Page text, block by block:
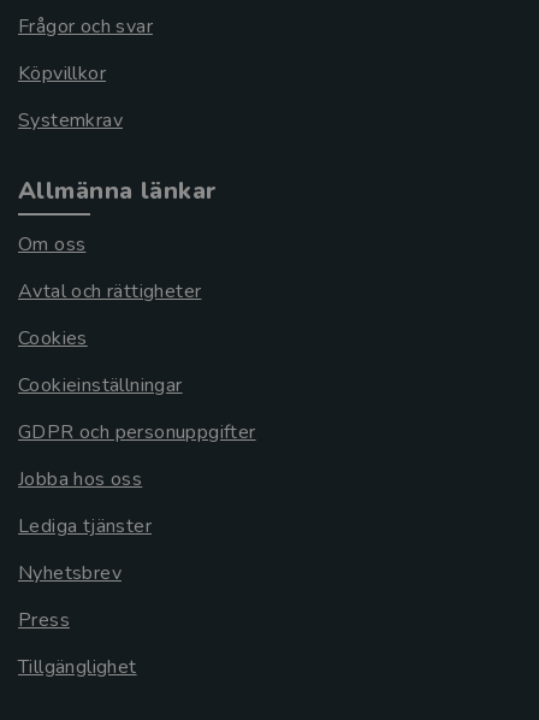
Frågor och svar
Köpvillkor
Systemkrav
Allmänna länkar
Om oss
Avtal och rättigheter
Cookies
Cookieinställningar
GDPR och personuppgifter
Jobba hos oss
Lediga tjänster
Nyhetsbrev
Press
Tillgänglighet